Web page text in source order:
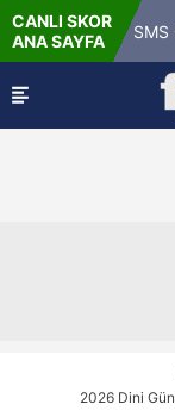
CANLI SKOR
ANA SAYFASMS Grup
2026 Dini